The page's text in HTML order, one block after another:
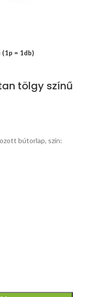
= 1db)
tölgy színű
bútorlap, szín: